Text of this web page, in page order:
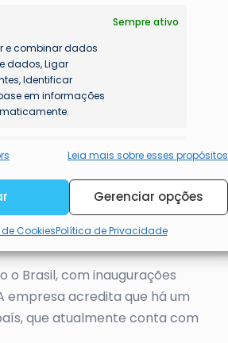
Sempre ativo
e combinar dados
dados, Ligar
Identificar
em informações
evitar e
e
e
Sempre ativo
Leia mais sobre esses propósitos
Gerenciar opções
CookiesPolítica de Privacidade
tradicionais da culinária
uma adega de vinhos
degustem e adquiram
Pass ou pelo pagamento
no momento do acesso).
com companhias aéreas,
o Brasil, com inaugurações
empresa acredita que há um
que atualmente conta com